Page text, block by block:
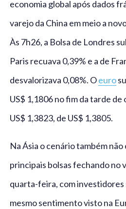
economia global após dados
varejo da China em meio a
Às 7h26, a Bolsa de Londres
Paris recuava 0,39% e a de
desvalorizava 0,08%. Oeuro
US$ 1,1806 no fim da tarde de
US$ 1,3823, de US$ 1,3805.
Na Ásia o cenário também não
principais bolsas fechando no
quarta-feira, com investidores
mesmo sentimento visto na